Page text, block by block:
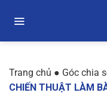
đến
Trang chủ ● Góc chia
CHIẾN THUẬT LÀM